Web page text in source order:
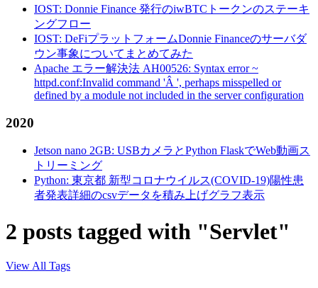
IOST: Donnie Finance 発行のiwBTCトークンのステーキ
ングフロー
IOST: DeFiプラットフォームDonnie Financeのサーバダ
ウン事象についてまとめてみた
Apache エラー解決法 AH00526: Syntax error ~
httpd.conf:Invalid command 'Â ', perhaps misspelled or
defined by a module not included in the server configuration
2020
Jetson nano 2GB: USBカメラとPython FlaskでWeb動画ス
トリーミング
Python: 東京都 新型コロナウイルス(COVID-19)陽性患
者発表詳細のcsvデータを積み上げグラフ表示
2 posts tagged with "Servlet"
View All Tags